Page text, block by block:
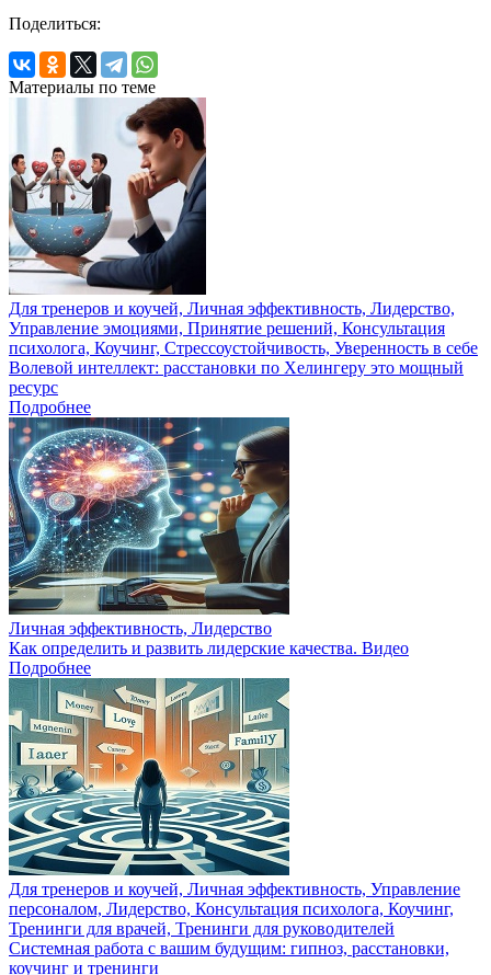
Поделиться:
Материалы по теме
Для тренеров и коучей, Личная эффективность, Лидерство,
Управление эмоциями, Принятие решений, Консультация
психолога, Коучинг, Стрессоустойчивость, Уверенность в себе
Волевой интеллект: расстановки по Хелингеру это мощный
ресурс
Подробнее
Личная эффективность, Лидерство
Как определить и развить лидерские качества. Видео
Подробнее
Для тренеров и коучей, Личная эффективность, Управление
персоналом, Лидерство, Консультация психолога, Коучинг,
Тренинги для врачей, Тренинги для руководителей
Системная работа с вашим будущим: гипноз, расстановки,
коучинг и тренинги